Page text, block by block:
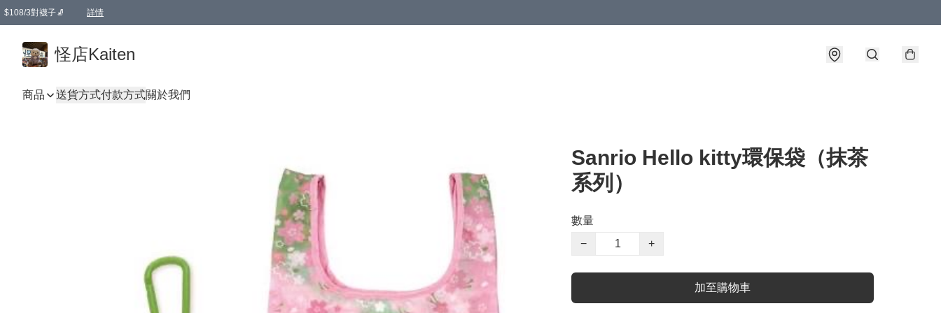
$108/3對襪子🧦 詳情
怪店Kaiten
商品 送貨方式付款方式關於我們
Sanrio Hello kitty環保袋（抹茶
系列）
數量
−
+
加至購物車